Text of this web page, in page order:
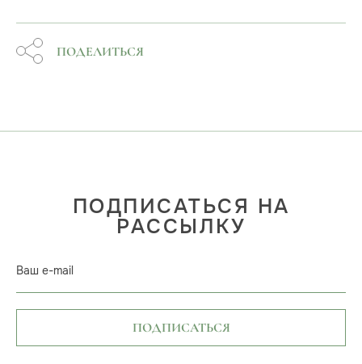
ПОДЕЛИТЬСЯ
ПОДПИСАТЬСЯ НА
РАССЫЛКУ
Ваш e-mail
ПОДПИСАТЬСЯ